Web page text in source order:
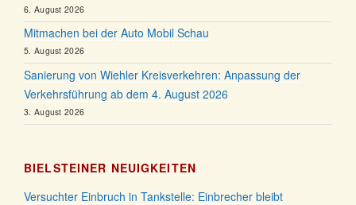
6. August 2026
Mitmachen bei der Auto Mobil Schau
5. August 2026
Sanierung von Wiehler Kreisverkehren: Anpassung der
Verkehrsführung ab dem 4. August 2026
3. August 2026
BIELSTEINER NEUIGKEITEN
Versuchter Einbruch in Tankstelle: Einbrecher bleibt